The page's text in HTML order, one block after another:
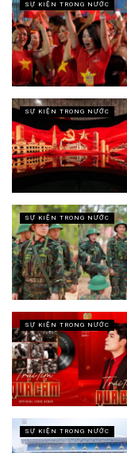
SỰ KIỆN TRONG NƯỚC
SỰ KIỆN TRONG NƯỚC
SỰ KIỆN TRONG NƯỚC
SỰ KIỆN TRONG NƯỚC
SỰ KIỆN TRONG NƯỚC